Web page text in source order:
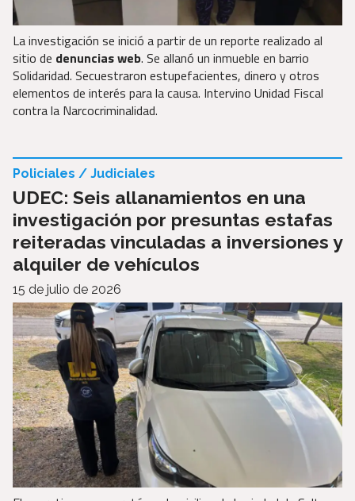
La investigación se inició a partir de un reporte realizado al
sitio de denuncias web. Se allanó un inmueble en barrio
Solidaridad. Secuestraron estupefacientes, dinero y otros
elementos de interés para la causa. Intervino Unidad Fiscal
contra la Narcocriminalidad.
UDEC: Seis allanamientos en una
investigación por presuntas estafas
reiteradas vinculadas a inversiones y
alquiler de vehículos
Policiales / Judiciales
15 de julio de 2026